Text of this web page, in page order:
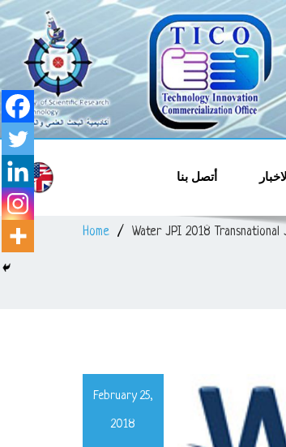
التكنولوجيا
والابتكار
أتصل بنا
Home Water JPI 2018 Transnational
February 25,
2018